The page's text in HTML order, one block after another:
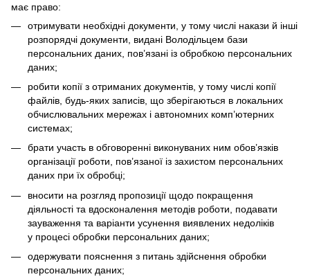
має право:
отримувати необхідні документи, у тому числі накази й інші
розпорядчі документи, видані Володільцем бази
персональних даних, пов’язані із обробкою персональних
даних;
робити копії з отриманих документів, у тому числі копії
файлів, будь-яких записів, що зберігаються в локальних
обчислювальних мережах і автономних комп’ютерних
системах;
брати участь в обговоренні виконуваних ним обов’язків
організації роботи, пов’язаної із захистом персональних
даних при їх обробці;
вносити на розгляд пропозиції щодо покращення
діяльності та вдосконалення методів роботи, подавати
зауваження та варіанти усунення виявлених недоліків
у процесі обробки персональних даних;
одержувати пояснення з питань здійснення обробки
персональних даних;